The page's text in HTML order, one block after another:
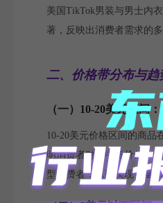
美国TikTok男装与男士内
著，反映出消费者需求的
二、价格带分布与趋
（一）10-20美元区间
10-20美元价格区间的商品
明消费者对于中低价位、
型消费者，从而实现销量